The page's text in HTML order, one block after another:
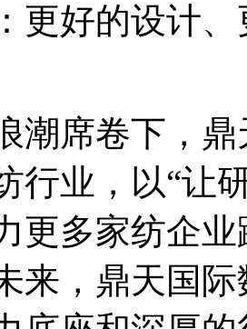
：更好的设计
潮席卷下
业，以“让
力更多家纺企
，鼎天国